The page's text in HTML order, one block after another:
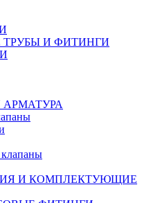
И ФИТИНГИ
И КОМПЛЕКТУЮЩИЕ